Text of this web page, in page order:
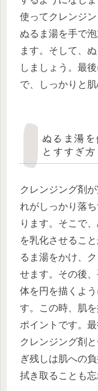
使ってクレンジ
ぬるま湯を手で
ます。そして、
しましょう。最
で、しっかりと
ぬるま湯
とすすぎ方
クレンジング剤
れがしっかり落
ります。そこで
を乳化させるこ
るま湯をかけ、
せます。その後
体を円を描くよ
す。この時、肌
ポイントです。
クレンジング剤
ぎ残しは肌への
拭き取ることも忘